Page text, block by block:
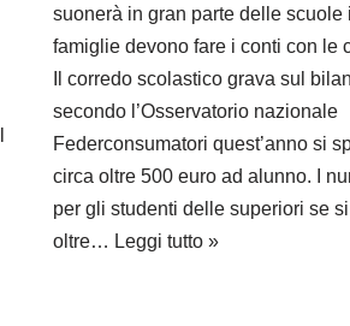
suonerà in gran parte delle scuole
famiglie devono fare i conti con le
Il corredo scolastico grava sul
secondo l’Osservatorio nazionale
Federconsumatori quest’anno si
circa oltre 500 euro ad alunno. I
per gli studenti delle superiori se
oltre… Leggi tutto »